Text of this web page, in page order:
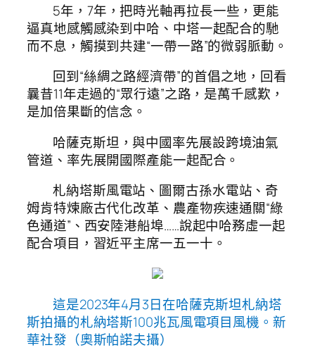
5年，7年，把時光軸再拉長一些，更能
逼真地感觸感染到中哈、中塔一起配合的馳
而不息，觸摸到共建“一帶一路”的微弱脈動。
回到“絲綢之路經濟帶”的首倡之地，回看
曩昔11年走過的“眾行遠”之路，是萬千感歎，
是加倍果斷的信念。
哈薩克斯坦，與中國率先展設跨境油氣
管道、率先展開國際產能一起配合。
札納塔斯風電站、圖爾古孫水電站、奇
姆肯特煉廠古代化改革、農產物疾速通關“綠
色通道”、西安陸港船埠……說起中哈務虛一起
配合項目，習近平主席一五一十。
這是2023年4月3日在哈薩克斯坦札納塔
斯拍攝的札納塔斯100兆瓦風電項目風機。新
華社發（奧斯帕諾夫攝）